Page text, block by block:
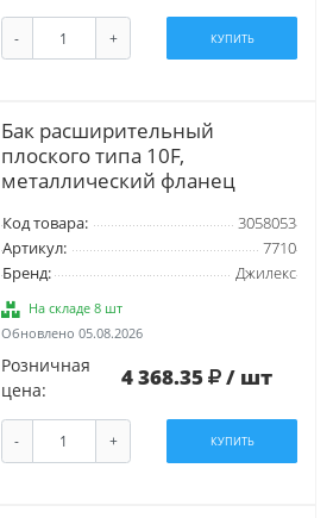
- + КУПИТЬ
Бак расширительный
плоского типа 10F,
металлический фланец
Код товара:
3058053
Артикул:
7710
Бренд:
Джилекс
На складе 8 шт
Обновлено 05.08.2026
Розничная
цена:
4 368.35 / шт
- + КУПИТЬ